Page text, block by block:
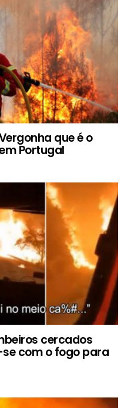
que é o
Portugal
cercados
com o fogo para